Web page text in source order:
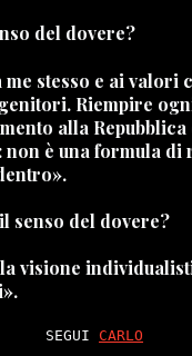
del dovere?
me stesso e ai valori
Riempire
alla Repubblica
non è una formula di
senso del dovere?
visione
SEGUI CARLO